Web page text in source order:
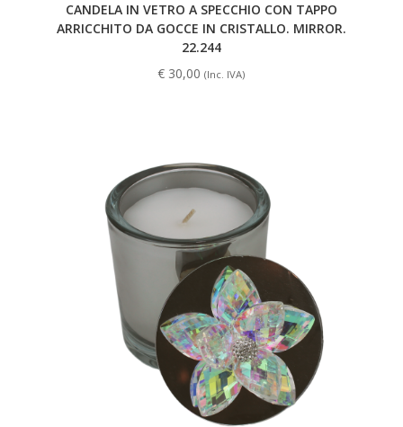
CANDELA IN VETRO A SPECCHIO CON TAPPO
ARRICCHITO DA GOCCE IN CRISTALLO. MIRROR.
22.244
€ 30,00 (Inc. IVA)